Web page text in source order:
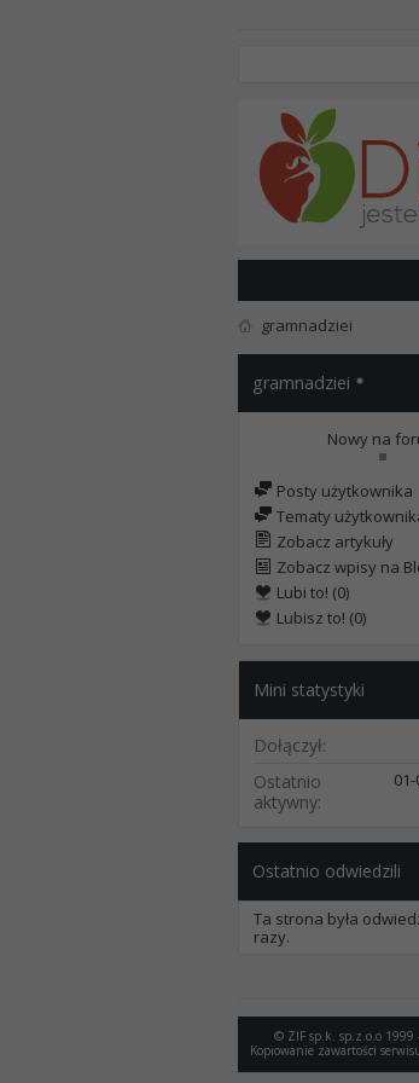
gramnadziei
gramnadziei
Nowy na
Posty użytkownika
Tematy
Zobacz artykuły
Zobacz wpisy na
Lubi to! (0)
Lubisz to! (0)
Mini statystyki
Dołączył
Ostatnio
aktywny
Ostatnio odwiedzili
Ta strona była
razy.
© ZIF sp.k. sp.z.o.o 1999
Kopiowanie zawartości